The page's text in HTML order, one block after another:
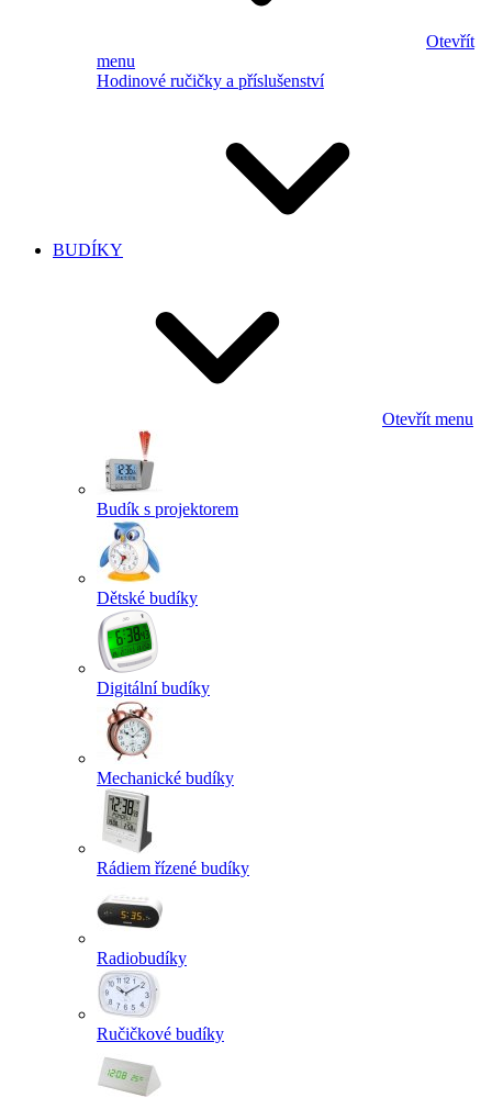
Otevřít
menu
Hodinové ručičky a příslušenství
BUDÍKY
Otevřít menu
Budík s projektorem
Dětské budíky
Digitální budíky
Mechanické budíky
Rádiem řízené budíky
Radiobudíky
Ručičkové budíky